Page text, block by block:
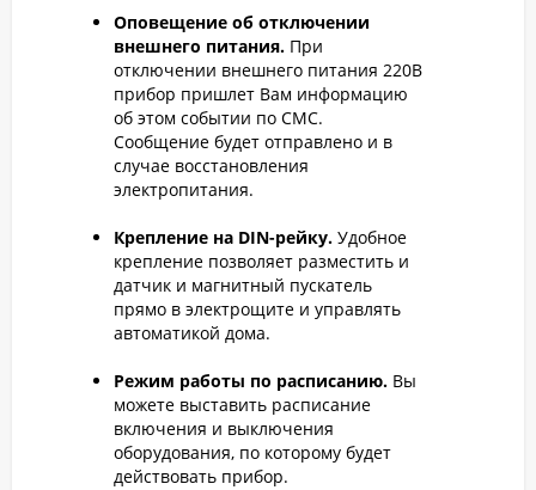
Оповещение об отключении
внешнего питания. При
отключении внешнего питания 220В
прибор пришлет Вам информацию
об этом событии по СМС.
Сообщение будет отправлено и в
случае восстановления
электропитания.
Крепление на DIN-рейку. Удобное
крепление позволяет разместить и
датчик и магнитный пускатель
прямо в электрощите и управлять
автоматикой дома.
Режим работы по расписанию. Вы
можете выставить расписание
включения и выключения
оборудования, по которому будет
действовать прибор.